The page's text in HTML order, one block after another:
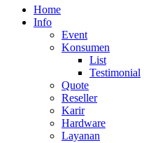
Home
Info
Event
Konsumen
List
Testimonial
Quote
Reseller
Karir
Hardware
Layanan